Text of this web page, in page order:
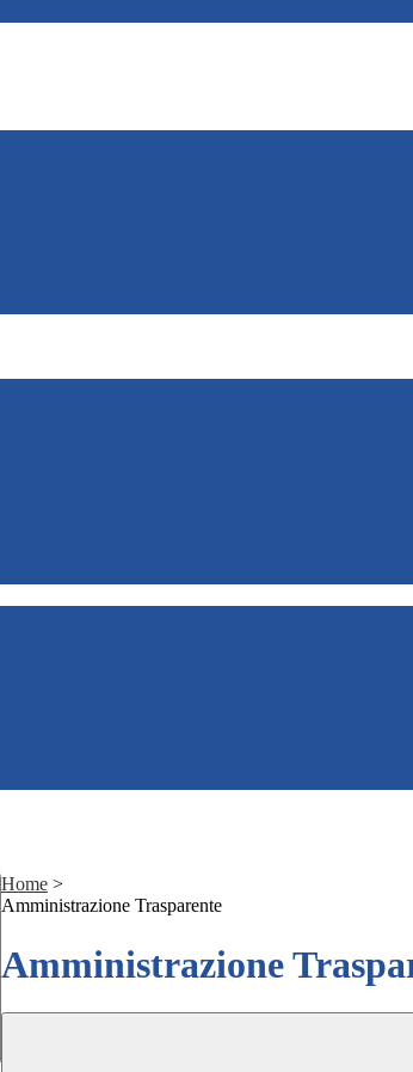
Home >
Amministrazione Trasparente
Amministrazione